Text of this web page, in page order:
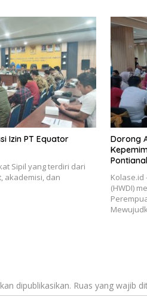
Izin PT Equator
Sipil yang terdiri dari
akademisi, dan
Dorong
Kolase.id
(HWDI)
dipublikasikan. Ruas yang wajib